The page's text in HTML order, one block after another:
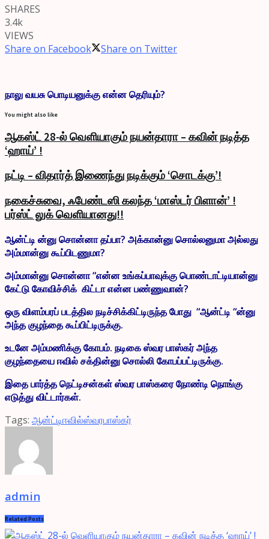
SHARES
3.4k
VIEWS
Share on Facebook
Share on Twitter
நாலு வயசு பொடியனுக்கு என்ன தெரியும்?
You might also like
ஆகஸ்ட் 28-ல் வெளியாகும் நயன்தாரா – கவின் நடித்த
‘ஹாய்’ !
நட்டி – விதார்த் இணைந்து நடிக்கும் ‘சொடக்கு’!
நகைச்சுவை, ஃபேண்டஸி கலந்த ‘மாஸ்டர் பிளான்’ !
பர்ஸ்ட் லுக் வெளியானது!!
ஆன்ட்டி ன்னு சொன்னா தப்பா? அக்கான்னு சொல்லனுமா அல்லது
அம்மான்னு கூப்பிடணுமா?
அம்மான்னு சொன்னா “என்ன உங்கப்பாவுக்கு பொண்டாட்டியான்னு
கேட்டு கோவிச்சிக் கிட்டா என்ன பண்ணுவான்?
ஒரு விளம்பரப் படத்தில நடிச்சிக்கிட்டிருந்த போது “ஆன்ட்டி “ன்னு
அந்த குழந்தை கூப்பிட்டிருக்கு.
உடனே அம்மணிக்கு கோபம். நடிகை ஸ்வர பாஸ்கர் அந்த
குழந்தையை ஈவில் சக்தின்னு சொல்லி கோபப்பட்டிருக்கு.
இதை பார்த்த நெட்டிசன்கள் ஸ்வர பாஸ்கரை நோண்டி நொங்கு
எடுத்து விட்டார்கள்.
Tags: ஆன்ட்டிஈவில்ஸ்வரபாஸ்கர்
admin
Related Posts